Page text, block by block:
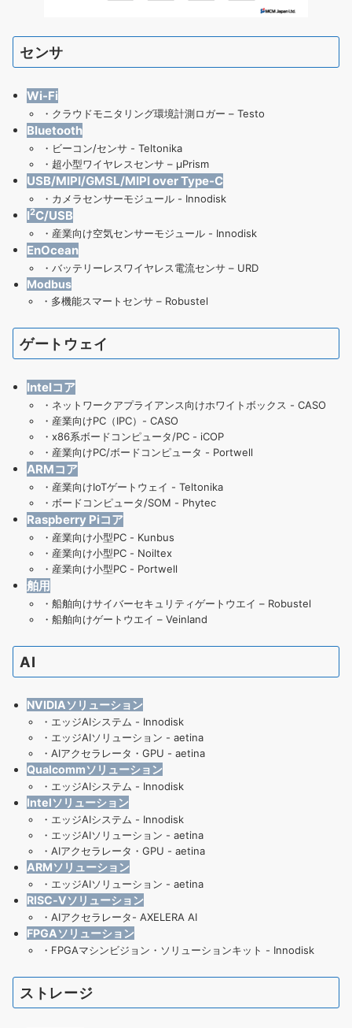
センサ
Wi-Fi
・ クラウドモニタリング環境計測ロガー – Testo
Bluetooth
・ ビーコン/センサ - Teltonika
・ 超小型ワイヤレスセンサ – μPrism
USB/MIPI/GMSL/MIPI over Type-C
・ カメラセンサーモジュール - Innodisk
I2C/USB
・ 産業向け空気センサーモジュール- Innodisk
EnOcean
・ バッテリーレスワイヤレス電流センサ – URD
Modbus
・ 多機能スマートセンサ – Robustel
ゲートウェイ
Intelコア
・ ネットワークアプライアンス向けホワイトボックス - CASO
・ 産業向けPC（IPC）- CASO
・ x86系ボードコンピュータ/PC - iCOP
・ 産業向けPC/ボードコンピュータ - Portwell
ARMコア
・ 産業向けIoTゲートウェイ - Teltonika
・ ボードコンピュータ/SOM - Phytec
Raspberry Piコア
・ 産業向け小型PC - Kunbus
・ 産業向け小型PC - Noiltex
・ 産業向け小型PC - Portwell
舶用
・ 船舶向けサイバーセキュリティゲートウエイ – Robustel
・ 船舶向けゲートウエイ – Veinland
AI
NVIDIAソリューション
・ エッジAIシステム - Innodisk
・ エッジAIソリューション - aetina
・ AIアクセラレータ・GPU - aetina
Qualcommソリューション
・ エッジAIシステム - Innodisk
Intelソリューション
・ エッジAIシステム - Innodisk
・ エッジAIソリューション - aetina
・ AIアクセラレータ・GPU - aetina
ARMソリューション
・ エッジAIソリューション - aetina
RISC-Vソリューション
・ AIアクセラレータ- AXELERA AI
FPGAソリューション
・ FPGAマシンビジョン・ソリューションキット - Innodisk
ストレージ